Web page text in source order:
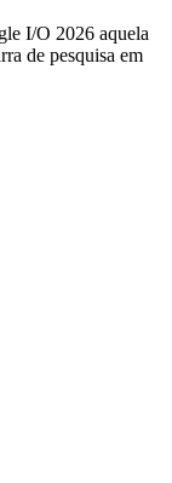
I/O 2026 aquela
de pesquisa em